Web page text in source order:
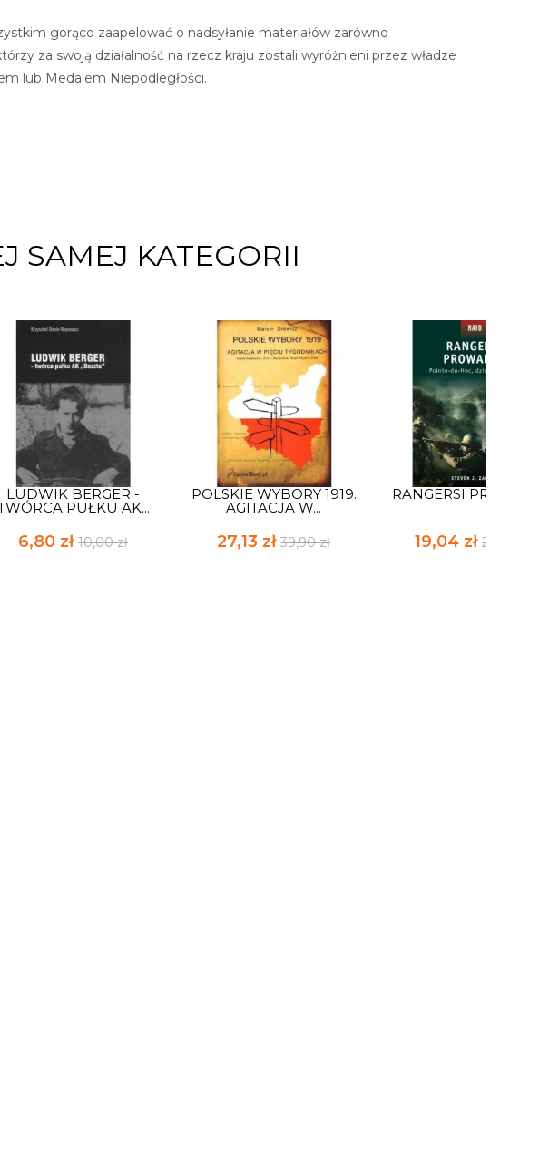
gorąco zaapelować o nadsyłanie materiałów zarówno
za swoją działalność na rzecz kraju zostali wyróżnieni przez władze
lub Medalem Niepodległości.
SAMEJ KATEGORII
LUDWIK BERGER -
PUŁKU AK...
6,80 zł10,00 zł
POLSKIE WYBORY 1919.
AGITACJA W...
27,13 zł39,90 zł
RANGERSI
19,04 zł28,00 zł